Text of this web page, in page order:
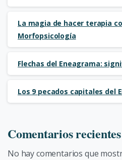
La magia de hacer terapia
Morfopsicología
Flechas del Eneagrama:
Los 9 pecados capitales del
Comentarios recientes
No hay comentarios que